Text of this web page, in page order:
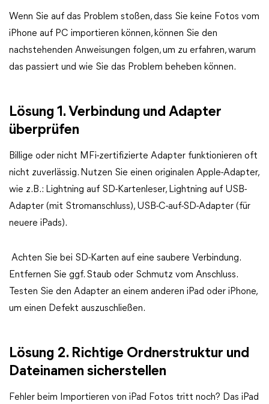
Wenn Sie auf das Problem stoßen, dass Sie keine Fotos vom
iPhone auf PC importieren können, können Sie den
nachstehenden Anweisungen folgen, um zu erfahren, warum
das passiert und wie Sie das Problem beheben können.
Lösung 1. Verbindung und Adapter
überprüfen
Billige oder nicht MFi-zertifizierte Adapter funktionieren oft
nicht zuverlässig. Nutzen Sie einen originalen Apple-Adapter,
wie z. B.: Lightning auf SD-Kartenleser, Lightning auf USB-
Adapter (mit Stromanschluss), USB-C-auf-SD-Adapter (für
neuere iPads).
Achten Sie bei SD-Karten auf eine saubere Verbindung.
Entfernen Sie ggf. Staub oder Schmutz vom Anschluss.
Testen Sie den Adapter an einem anderen iPad oder iPhone,
um einen Defekt auszuschließen.
Lösung 2. Richtige Ordnerstruktur und
Dateinamen sicherstellen
Fehler beim Importieren von iPad Fotos tritt noch? Das iPad